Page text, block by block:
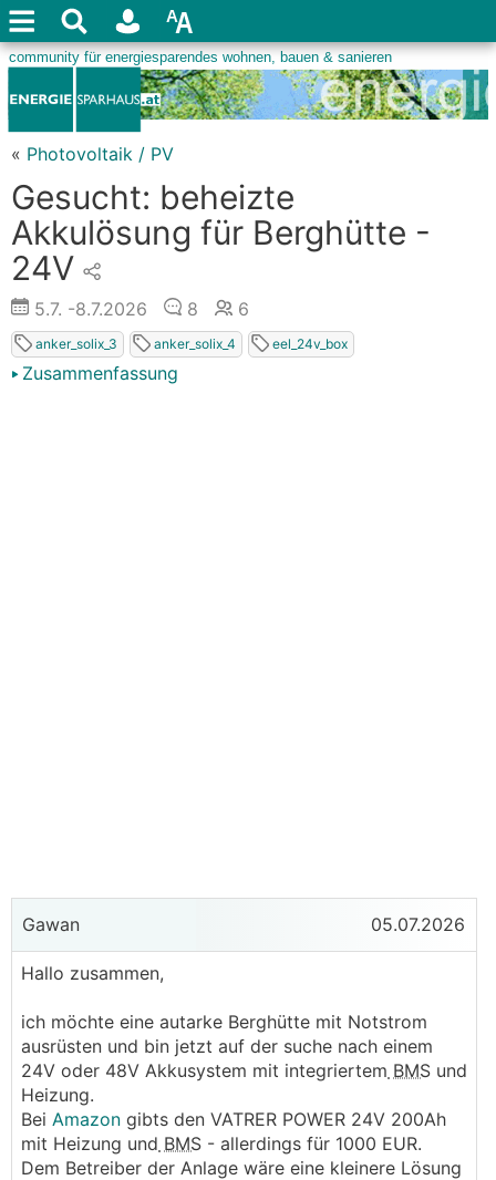
« Photovoltaik / PV
Gesucht: beheizte
Akkulösung für Berghütte -
24V
5.7. -8.7.2026 8 6
anker_solix_3 anker_solix_4 eel_24v_box
Zusammenfassung
Gawan 05.07.2026
Hallo zusammen,
ich möchte eine autarke Berghütte mit Notstrom
ausrüsten und bin jetzt auf der suche nach einem
24V oder 48V Akkusystem mit integriertem BMS und
Heizung.
Bei Amazon gibts den VATRER POWER 24V 200Ah
mit Heizung und BMS - allerdings für 1000 EUR.
Dem Betreiber der Anlage wäre eine kleinere Lösung